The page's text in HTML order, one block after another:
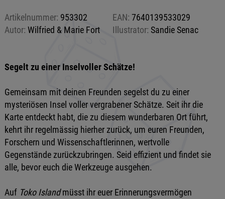
Artikelnummer: 953302 EAN: 7640139533029
Autor: Wilfried & Marie Fort Illustrator: Sandie Senac
Segelt zu einer Inselvoller Schätze!
Gemeinsam mit deinen Freunden segelst du zu einer
mysteriösen Insel voller vergrabener Schätze. Seit ihr die
Karte entdeckt habt, die zu diesem wunderbaren Ort führt,
kehrt ihr regelmässig hierher zurück, um euren Freunden,
Forschern und Wissenschaftlerinnen, wertvolle
Gegenstände zurückzubringen. Seid effizient und findet sie
alle, bevor euch die Werkzeuge ausgehen.
Auf Toko Islandmüsst ihr euer Erinnerungsvermögen